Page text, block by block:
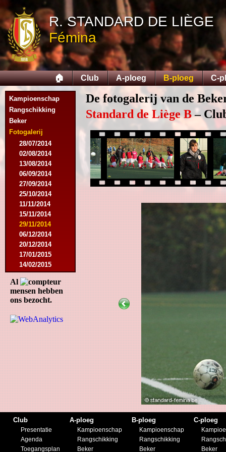
R. STANDARD DE LIÈGE
Fémina
🏠 Club A-ploeg B-ploeg C-
Kampioenschap
Rangschikking
Beker
Fotogalerij
28/07/2014
02/08/2014
13/08/2014
06/09/2014
27/09/2014
25/10/2014
11/11/2014
15/11/2014
29/11/2014
06/12/2014
20/12/2014
17/01/2015
14/02/2015
21/02/2015
18/04/2015
22/04/2015
09/05/2015
20/07/2015
01/08/2015
09/04/2016
23/04/2016
30/04/2016
18/07/2016
Al
mensen hebben
ons bezocht.
De fotogalerij van de
Standard de Liège B–
Club
Presentatie
Agenda
Toegangsplan
A-ploeg
Kampioenschap
Rangschikking
Beker
B-ploeg
Kampioenschap
Rangschikking
Beker
C-ploeg
Beker